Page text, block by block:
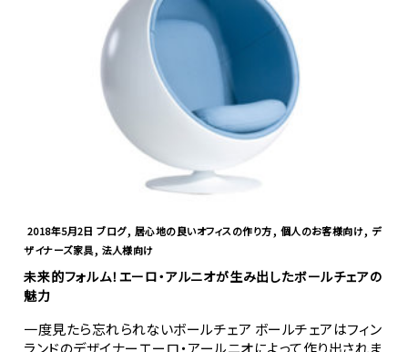
2018年5月2日 ブログ, 居心地の良いオフィスの作り方, 個人のお客様向け, デ
ザイナーズ家具, 法人様向け
未来的フォルム！エーロ・アルニオが生み出したボールチェアの
魅力
一度見たら忘れられないボールチェア ボールチェアはフィン
ランドのデザイナーエーロ・アールニオによって作り出されま